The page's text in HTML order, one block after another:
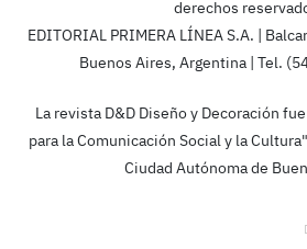
derechos
EDITORIAL PRIMERA LÍNEA S.A. |
Buenos Aires, Argentina | Tel.
La revista D&D Diseño y Decoración
para la Comunicación Social y la
Ciudad Autónoma de